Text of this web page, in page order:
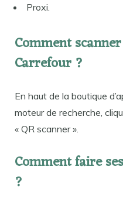
Proxi.
Comment
Carrefour ?
En haut de la boutique
moteur de recherche,
« QR scanner ».
Comment faire
?